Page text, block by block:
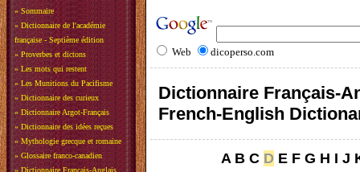
» Sommaire
» Dictionnaire de l'académie
française - Septième édition
» Proverbes et dictons
» Les mots qui restent
» Les Munitions du Pacifisme
» Dictionnaire des curieux
» Dictionnaire Argot-Français
» Dictionnaire des idées reçues
» Mythologie grecque et romaine
» Glossaire franco-canadien
» Dictionnaire Français-Anglais
Web dicoperso.com
Dictionnaire Français-
French-English
A B C D E F G H I J